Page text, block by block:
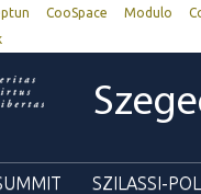
CooSpace Modulo
SZILASSI-